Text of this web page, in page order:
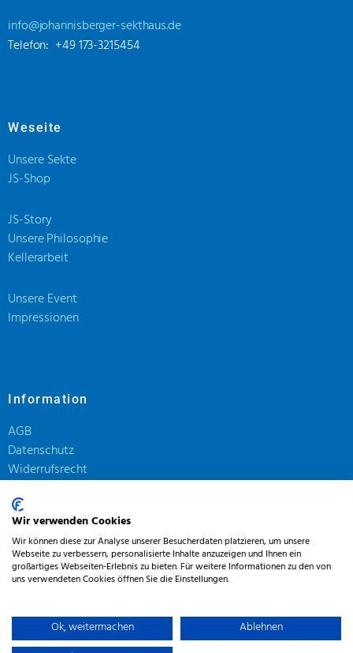
info@johannisberger-sekthaus.de
Telefon: +49 173-3215454
Weseite
Unsere Sekte
JS-Shop
JS-Story
Unsere Philosophie
Kellerarbeit
Unsere Event
Impressionen
Information
AGB
Datenschutz
Widerrufsrecht
Zahlungmöglichkeiten
Versandarten
© 2020, J’S Johannisberger Sekthaus
Wir verwenden Cookies
Wir können diese zur Analyse unserer Besucherdaten platzieren, um unsere
Webseite zu verbessern, personalisierte Inhalte anzuzeigen und Ihnen ein
großartiges Webseiten-Erlebnis zu bieten. Für weitere Informationen zu den von
uns verwendeten Cookies öffnen Sie die Einstellungen.
Ok, weitermachen
Ablehnen